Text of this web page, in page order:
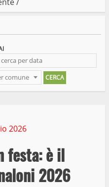
comune
2026
festa: è il
2026